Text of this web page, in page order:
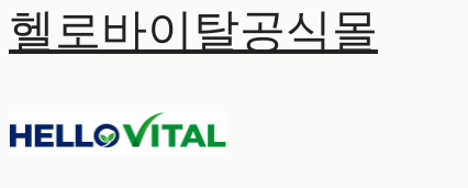
헬로바이탈공식몰